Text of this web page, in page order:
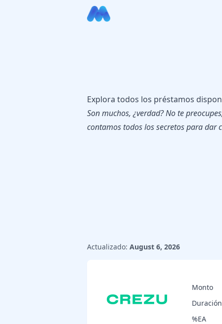
Explora todos los préstamos
Son muchos, ¿verdad? No te
contamos todos los secretos para dar
Actualizado: August 6, 2026
Monto
Duración
%EA